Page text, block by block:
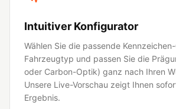
Intuitiver Konfigurator
Wählen Sie die passende
Fahrzeugtyp und passen Sie die
oder Carbon-Optik) ganz nach Ihren
Unsere Live-Vorschau zeigt Ihnen
Ergebnis.